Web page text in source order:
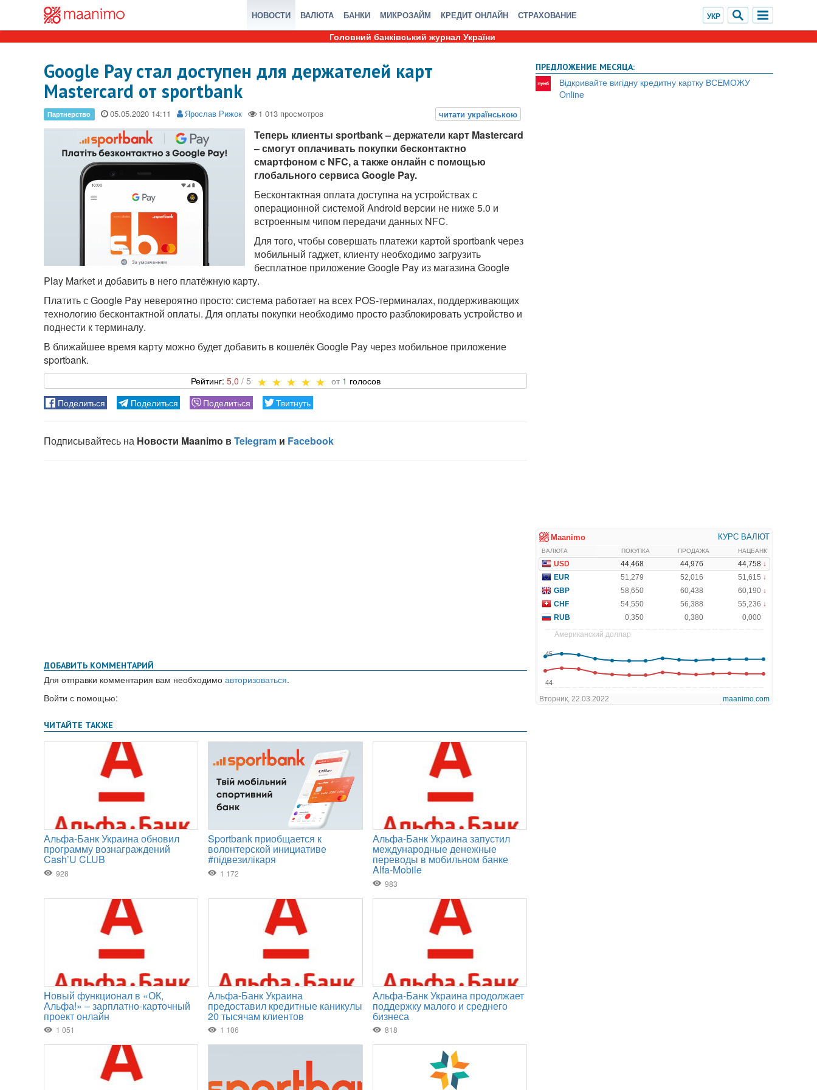
НОВОСТИ ВАЛЮТА БАНКИ МИКРОЗАЙМ КРЕДИТ ОНЛАЙН СТРАХОВАНИЕ
Головний банківський журнал України
Google Pay стал доступен для держателей карт
Mastercard от sportbank
05.05.2020 Ярослав Рижок
Теперь клиенты sportbank – держатели карт Mastercard
– смогут оплачивать покупки бесконтактно
смартфоном с NFC, а также онлайн с помощью
глобального сервиса Google Pay.
Бесконтактная оплата доступна на устройствах с
операционной системой Android версии не ниже 5.0 и
встроенным чипом передачи данных NFC.
Для того, чтобы совершать платежи картой sportbank через
мобильный гаджет, клиенту необходимо загрузить
бесплатное приложение Google Pay из магазина Google
Play Market и добавить в него платёжную карту.
Платить с Google Pay невероятно просто: система работает на всех POS-терминалах, поддерживающих
технологию бесконтактной оплаты. Для оплаты покупки необходимо просто разблокировать устройство и
поднести к терминалу.
В ближайшее время карту можно будет добавить в кошелёк Google Pay через мобильное приложение
sportbank.
5,0 1
ДОБАВИТЬ КОММЕНТАРИЙ
Для отправки комментария вам необходимо авторизоваться.
Войти с помощью:
ПРЕДЛОЖЕНИЕ МЕСЯЦА:
Відкривайте вигідну кредитну картку ВСЕМОЖУ
Online